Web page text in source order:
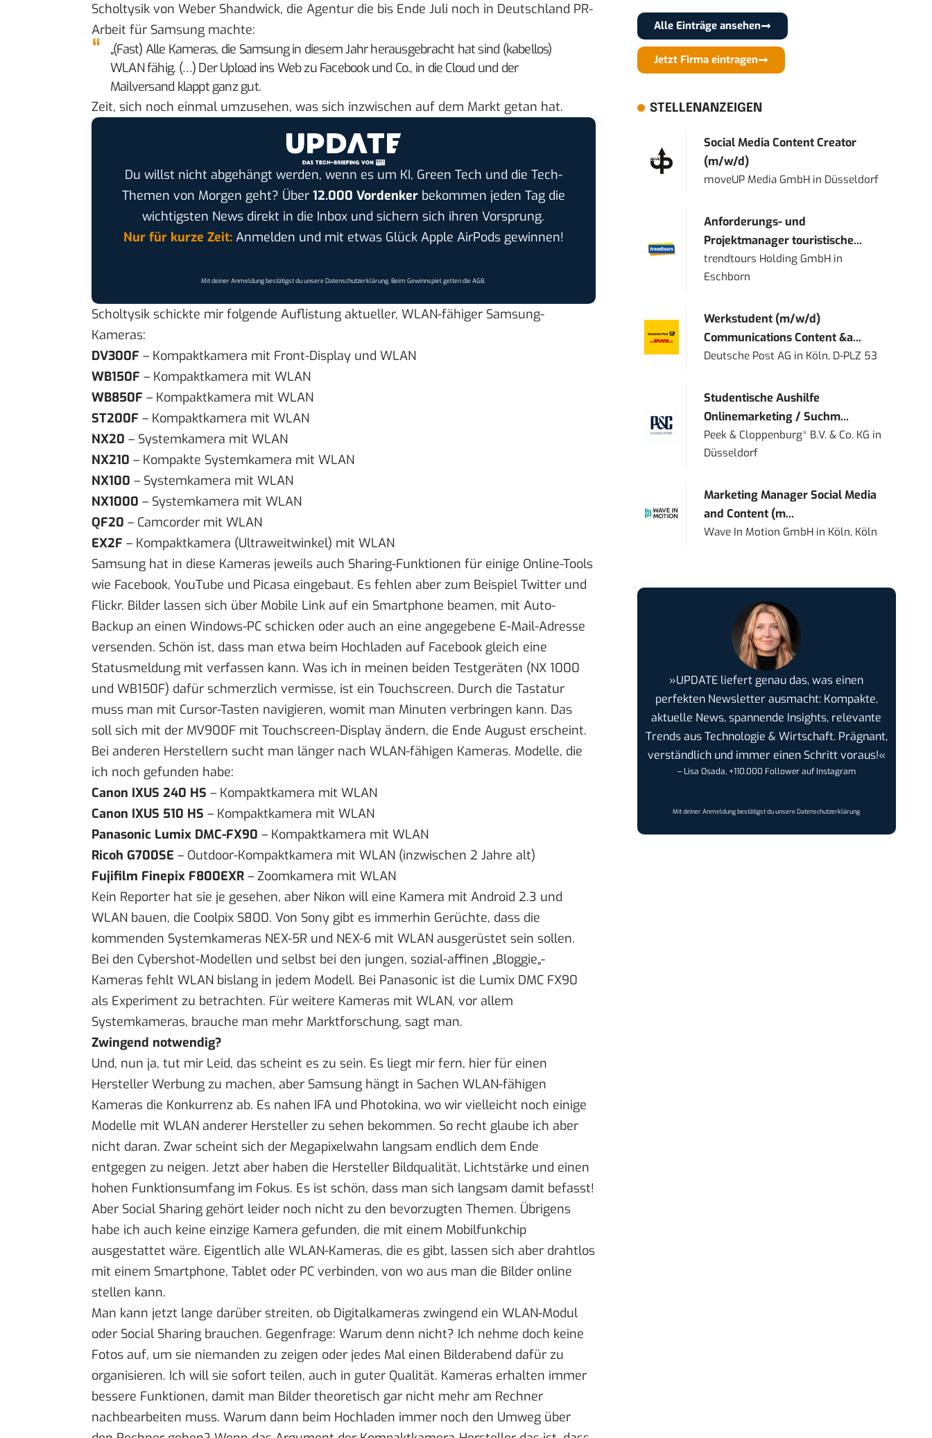
Scholtysik von Weber Shandwick, die Agentur die bis Ende Juli noch in Deutschland PR-
Arbeit für Samsung machte:
„(Fast) Alle Kameras, die Samsung in diesem Jahr herausgebracht hat sind (kabellos)
WLAN fähig. (…) Der Upload ins Web zu Facebook und Co., in die Cloud und der
Mailversand klappt ganz gut.
Zeit, sich noch einmal umzusehen, was sich inzwischen auf dem Markt getan hat.
Du willst nicht abgehängt werden, wenn es um KI, Green Tech und die Tech-
Themen von Morgen geht? Über 12.000 Vordenkerbekommen jeden Tag die
wichtigsten News direkt in die Inbox und sichern sich ihren Vorsprung.
Nur für kurze Zeit:Anmelden und mit etwas Glück Apple AirPods gewinnen!
Mit deiner Anmeldung bestätigst du unsereDatenschutzerklärung. Beim Gewinnspiel gelten dieAGB.
Scholtysik schickte mir folgende Auflistung aktueller, WLAN-fähiger Samsung-
Kameras:
DV300F – Kompaktkamera mit Front-Display und WLAN
WB150F – Kompaktkamera mit WLAN
WB850F – Kompaktkamera mit WLAN
ST200F – Kompaktkamera mit WLAN
NX20 – Systemkamera mit WLAN
NX210 – Kompakte Systemkamera mit WLAN
NX100 – Systemkamera mit WLAN
NX1000 – Systemkamera mit WLAN
QF20 – Camcorder mit WLAN
EX2F – Kompaktkamera (Ultraweitwinkel) mit WLAN
Samsung hat in diese Kameras jeweils auch Sharing-Funktionen für einige Online-Tools
wie Facebook, YouTube und Picasa eingebaut. Es fehlen aber zum Beispiel Twitter und
Flickr. Bilder lassen sich über Mobile Link auf ein Smartphone beamen, mit Auto-
Backup an einen Windows-PC schicken oder auch an eine angegebene E-Mail-Adresse
versenden. Schön ist, dass man etwa beim Hochladen auf Facebook gleich eine
Statusmeldung mit verfassen kann. Was ich in meinen beiden Testgeräten (NX 1000
und WB150F) dafür schmerzlich vermisse, ist ein Touchscreen. Durch die Tastatur
muss man mit Cursor-Tasten navigieren, womit man Minuten verbringen kann. Das
soll sich mit der MV900F mit Touchscreen-Display ändern, die Ende August erscheint.
Bei anderen Herstellern sucht man länger nach WLAN-fähigen Kameras. Modelle, die
ich noch gefunden habe:
Canon IXUS 240 HS – Kompaktkamera mit WLAN
Canon IXUS 510 HS – Kompaktkamera mit WLAN
Panasonic Lumix DMC-FX90 – Kompaktkamera mit WLAN
Ricoh G700SE – Outdoor-Kompaktkamera mit WLAN (inzwischen 2 Jahre alt)
Fujifilm Finepix F800EXR – Zoomkamera mit WLAN
Kein Reporter hat sie je gesehen, aber Nikon will eine Kamera mit Android 2.3 und
WLAN bauen, die Coolpix S800. Von Sony gibt es immerhin Gerüchte, dass die
kommenden Systemkameras NEX-5R und NEX-6 mit WLAN ausgerüstet sein sollen.
Bei den Cybershot-Modellen und selbst bei den jungen, sozial-affinen „Bloggie„-
Kameras fehlt WLAN bislang in jedem Modell. Bei Panasonic ist die Lumix DMC FX90
als Experiment zu betrachten. Für weitere Kameras mit WLAN, vor allem
Systemkameras, brauche man mehr Marktforschung, sagt man.
Zwingend notwendig?
Und, nun ja, tut mir Leid, das scheint es zu sein. Es liegt mir fern, hier für einen
Hersteller Werbung zu machen, aber Samsung hängt in Sachen WLAN-fähigen
Kameras die Konkurrenz ab. Es nahen IFA und Photokina, wo wir vielleicht noch einige
Modelle mit WLAN anderer Hersteller zu sehen bekommen. So recht glaube ich aber
nicht daran. Zwar scheint sich der Megapixelwahn langsam endlich dem Ende
entgegen zu neigen. Jetzt aber haben die Hersteller Bildqualität, Lichtstärke und einen
hohen Funktionsumfang im Fokus. Es ist schön, dass man sich langsam damit befasst!
Aber Social Sharing gehört leider noch nicht zu den bevorzugten Themen. Übrigens
habe ich auch keine einzige Kamera gefunden, die mit einem Mobilfunkchip
ausgestattet wäre. Eigentlich alle WLAN-Kameras, die es gibt, lassen sich aber drahtlos
mit einem Smartphone, Tablet oder PC verbinden, von wo aus man die Bilder online
stellen kann.
Man kann jetzt lange darüber streiten, ob Digitalkameras zwingend ein WLAN-Modul
oder Social Sharing brauchen. Gegenfrage: Warum denn nicht? Ich nehme doch keine
Fotos auf, um sie niemanden zu zeigen oder jedes Mal einen Bilderabend dafür zu
organisieren. Ich will sie sofort teilen, auch in guter Qualität. Kameras erhalten immer
bessere Funktionen, damit man Bilder theoretisch gar nicht mehr am Rechner
nachbearbeiten muss. Warum dann beim Hochladen immer noch den Umweg über
Alle Einträge ansehen
Jetzt Firma eintragen
STELLENANZEIGEN
Social Media Content Creator
(m/w/d)
moveUP Media GmbH in Düsseldorf
Anforderungs- und
Projektmanager touristische...
trendtours Holding GmbH in
Eschborn
Werkstudent (m/w/d)
Communications Content &a...
Deutsche Post AG in Köln, D-PLZ 53
Studentische Aushilfe
Onlinemarketing / Suchm...
Peek & Cloppenburg* B.V. & Co. KG in
Düsseldorf
Marketing Manager Social Media
and Content (m...
Wave In Motion GmbH in Köln, Köln
»UPDATE liefert genau das, was einen
perfekten Newsletter ausmacht: Kompakte,
aktuelle News, spannende Insights, relevante
Trends aus Technologie & Wirtschaft. Prägnant,
verständlich und immer einen Schritt voraus!«
– Lisa Osada, +110.000 Follower auf Instagram
Mit deiner Anmeldung bestätigst du unsereDatenschutzerklärung